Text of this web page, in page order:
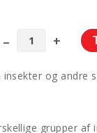
Min
om
insekter og andre
grupper af